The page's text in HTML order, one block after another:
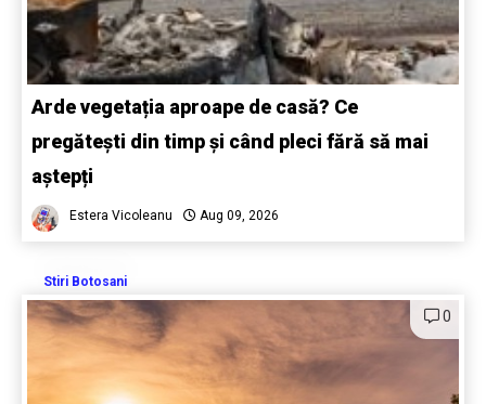
Arde vegetația aproape de casă? Ce
pregătești din timp și când pleci fără să mai
aștepți
Estera Vicoleanu Aug 09, 2026
Stiri Botosani
0